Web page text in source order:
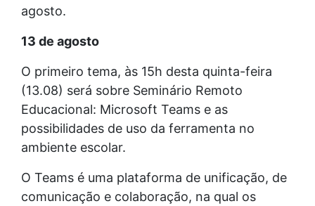
agosto.
13 de agosto
O primeiro tema, às 15h desta quinta-feira
(13.08) será sobre Seminário Remoto
Educacional: Microsoft Teams e as
possibilidades de uso da ferramenta no
ambiente escolar.
O Teams é uma plataforma de unificação, de
comunicação e colaboração, na qual os